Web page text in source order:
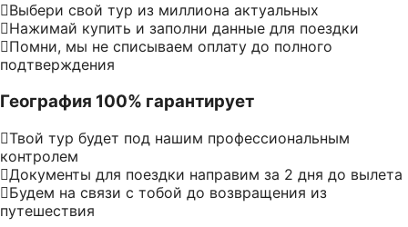
Выбери свой тур из миллиона актуальных
Нажимай купить и заполни данные для поездки
Помни, мы не списываем оплату до полного
подтверждения
География 100% гарантирует
Твой тур будет под нашим профессиональным
контролем
Документы для поездки направим за 2 дня до вылета
Будем на связи с тобой до возвращения из
путешествия